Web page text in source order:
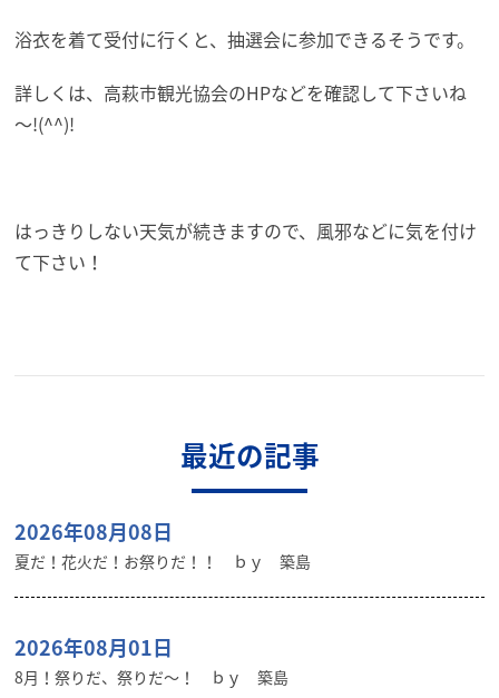
浴衣を着て受付に行くと、抽選会に参加できるそうです。
詳しくは、高萩市観光協会のHPなどを確認して下さいね
～!(^^)!
はっきりしない天気が続きますので、風邪などに気を付け
て下さい！
最近の記事
2026年08月08日
夏だ！花火だ！お祭りだ！！ ｂｙ 築島
2026年08月01日
8月！祭りだ、祭りだ～！ ｂｙ 築島